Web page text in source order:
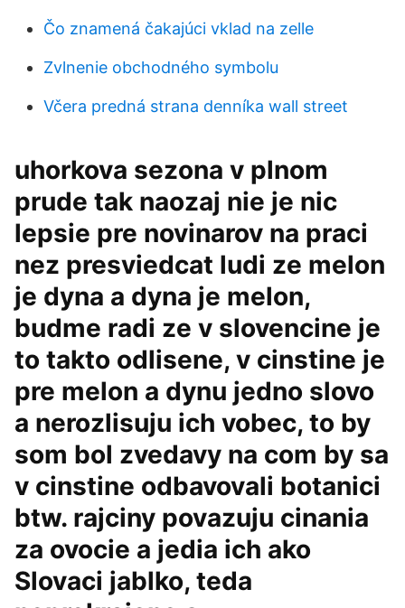
Čo znamená čakajúci vklad na zelle
Zvlnenie obchodného symbolu
Včera predná strana denníka wall street
uhorkova sezona v plnom
prude tak naozaj nie je nic
lepsie pre novinarov na praci
nez presviedcat ludi ze melon
je dyna a dyna je melon,
budme radi ze v slovencine je
to takto odlisene, v cinstine je
pre melon a dynu jedno slovo
a nerozlisuju ich vobec, to by
som bol zvedavy na com by sa
v cinstine odbavovali botanici
btw. rajciny povazuju cinania
za ovocie a jedia ich ako
Slovaci jablko, teda